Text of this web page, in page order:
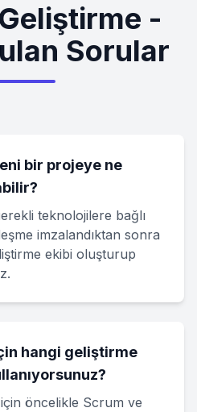
-
Sorular
bir projeye ne
teknolojilere bağlı
imzalandıktan sonra
ekibi oluşturup
hangi geliştirme
öncelikle Scrum ve